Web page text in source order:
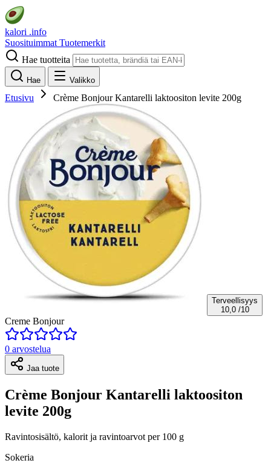
kalori .info
Suosituimmat Tuotemerkit
Hae tuotteita
Hae Valikko
Etusivu Crème Bonjour Kantarelli laktoositon levite 200g
Terveellisyys
10,0 /10
Creme Bonjour
0 arvostelua
Jaa tuote
Crème Bonjour Kantarelli laktoositon
levite 200g
Ravintosisältö, kalorit ja ravintoarvot per 100 g
Sokeria